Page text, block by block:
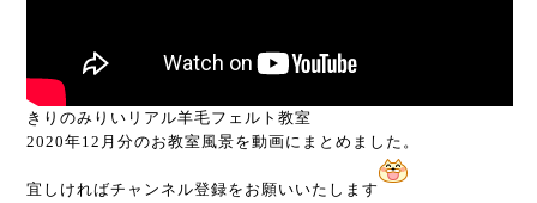
きりのみりいリアル羊毛フェルト教室
2020年12月分のお教室風景を動画にまとめました。
宜しければチャンネル登録をお願いいたします